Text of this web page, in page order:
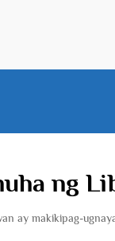
ng
ay makikipag-